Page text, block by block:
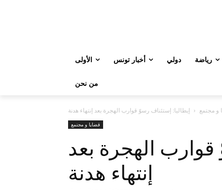
الأولى أخبار تونس دولي رياضة
من نحن
و مجتمع إيطاليا: إستئناف رسوّ قوارب الهجرة بعد إنتهاء هدنة
قضايا و مجتمع
قوارب الهجرة بعد
إنتهاء هدنة